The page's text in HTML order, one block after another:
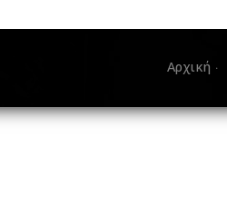
Αρχική